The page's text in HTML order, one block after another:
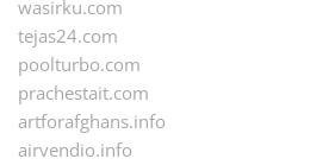
wasirku.com
tejas24.com
poolturbo.com
prachestait.com
artforafghans.info
airvendio.info